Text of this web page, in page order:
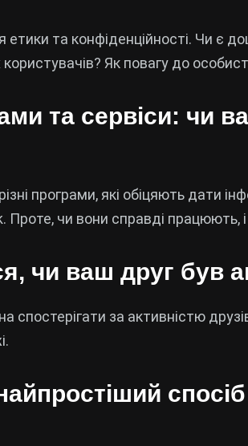
та конфіденційності. Чи є
Як повагу до
та сервіси: чи
програми, які обіцяють дати
Проте, чи вони справді працюють,
чи ваш друг був
спостерігати за активністю